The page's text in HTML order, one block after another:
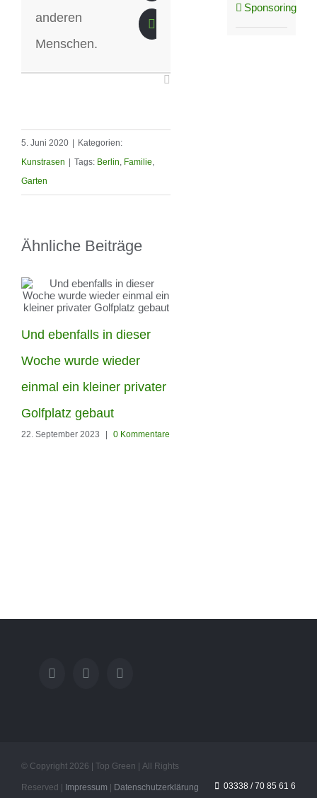
anderen
Menschen.
5. Juni 2020 | Kategorien:
Kunstrasen | Tags: Berlin Familie
Garten
Ähnliche Beiträge
Und ebenfalls in dieser
Woche wurde wieder
einmal ein kleiner privater
Golfplatz gebaut
22. September 2023 0 Kommentare
Sponsoring
© Copyright 2026 | Top Green | All Rights
Reserved | Impressum Datenschutzerklärung 03338 / 70 85 61 6